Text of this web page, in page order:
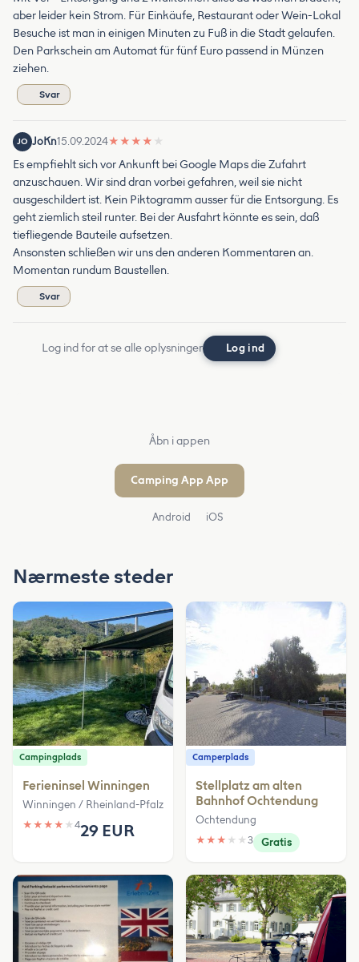
aber leider kein Strom. Für Einkäufe, Restaurant oder Wein-Lokal
Besuche ist man in einigen Minuten zu Fuß in die Stadt gelaufen.
Den Parkschein am Automat für fünf Euro passend in Münzen
ziehen.
Svar
JO JoKn15.09.2024★ ★ ★ ★ ★
Es empfiehlt sich vor Ankunft bei Google Maps die Zufahrt
anzuschauen. Wir sind dran vorbei gefahren, weil sie nicht
ausgeschildert ist. Kein Piktogramm ausser für die Entsorgung. Es
geht ziemlich steil runter. Bei der Ausfahrt könnte es sein, daß
tiefliegende Bauteile aufsetzen.
Ansonsten schließen wir uns den anderen Kommentaren an.
Momentan rundum Baustellen.
Svar
Log ind for at se alle oplysninger Log ind
Åbn i appen
Camping App App
Android iOS
Nærmeste steder
Campingplads
Ferieninsel Winningen
Winningen / Rheinland-Pfalz
★ ★ ★ ★ ★ 429 EUR
Camperplads
Stellplatz am alten
Bahnhof Ochtendung
Ochtendung
★ ★ ★ ★ ★ 3 Gratis